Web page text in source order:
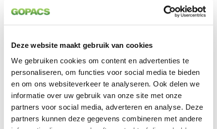
Deze website maakt gebruik van cookies
We gebruiken cookies om content en advertenties te
personaliseren, om functies voor social media te bieden
en om ons websiteverkeer te analyseren. Ook delen we
informatie over uw gebruik van onze site met onze
partners voor social media, adverteren en analyse. Deze
partners kunnen deze gegevens combineren met andere
Naar één aanspreekpunt voor
Die versnelling is hard nodig, benadrukt Wismeyer.
‘Als wij vragen hebben voor individuele
netbeheerders, is het vaak ingewikkeld om deze
op de juiste plek neer te leggen. Daarnaast vergt
het doorgaans een relatief lange doorlooptijd. Wat
ons betreft zoucontracting van congestiediensten